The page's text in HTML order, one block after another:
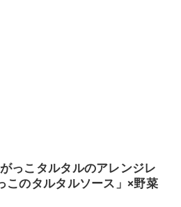
っこタルタルのアレンジレ
このタルタルソース」×野菜